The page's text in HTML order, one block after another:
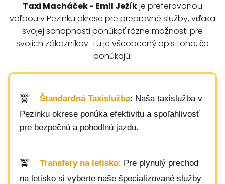
Taxi Macháček - Emil Ježíkje preferovanou
voľbou v Pezinku okrese pre prepravné služby, vďaka
svojej schopnosti ponúkať rôzne možnosti pre
svojich zákazníkov. Tu je všeobecný opis toho, čo
ponúkajú:
Štandardná Taxislužba: Naša taxislužba v
Pezinku okrese ponúka efektivitu a spoľahlivosť
pre bezpečnú a pohodlnú jazdu.
Transfery na letisko: Pre plynulý prechod
na letisko si vyberte naše špecializované služby